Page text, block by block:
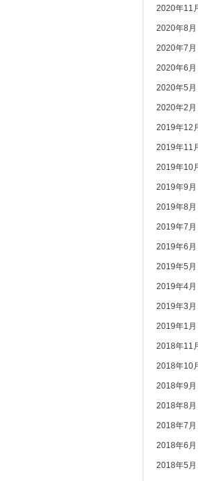
2020年11
2020年8月
2020年7月
2020年6月
2020年5月
2020年2月
2019年12
2019年11
2019年10
2019年9月
2019年8月
2019年7月
2019年6月
2019年5月
2019年4月
2019年3月
2019年1月
2018年11
2018年10
2018年9月
2018年8月
2018年7月
2018年6月
2018年5月